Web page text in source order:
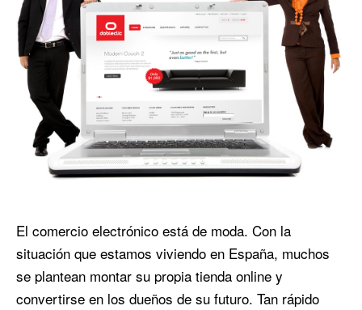
El comercio electrónico está de moda. Con la
situación que estamos viviendo en España, muchos
se plantean montar su propia tienda online y
convertirse en los dueños de su futuro. Tan rápido